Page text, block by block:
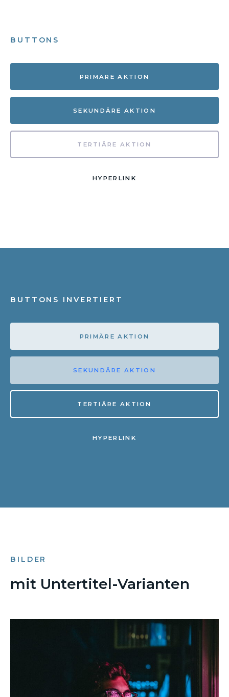
BUTTONS
PRIMÄRE AKTION
SEKUNDÄRE AKTION
TERTIÄRE AKTION
HYPERLINK
BUTTONS INVERTIERT
PRIMÄRE AKTION
SEKUNDÄRE AKTION
TERTIÄRE AKTION
HYPERLINK
BILDER
mit Untertitel-Varianten